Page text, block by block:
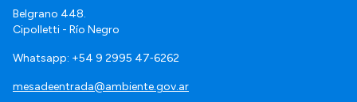
Belgrano 448.
Cipolletti - Río Negro
Whatsapp: +54 9 2995 47‑6262
mesadeentrada@ambiente.gov.ar